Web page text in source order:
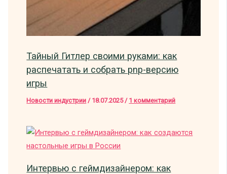
Тайный Гитлер своими руками: как
распечатать и собрать pnp-версию
игры
Новости индустрии / 18.07.2025 / 1 комментарий
Интервью с геймдизайнером: как